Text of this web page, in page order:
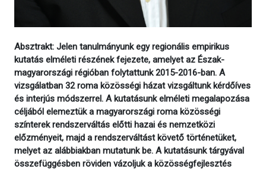
Absztrakt: Jelen tanulmányunk egy regionális empirikus
kutatás elméleti részének fejezete, amelyet az Észak-
magyarországi régióban folytattunk 2015-2016-ban. A
vizsgálatban 32 roma közösségi házat vizsgáltunk kérdőíves
és interjús módszerrel. A kutatásunk elméleti megalapozása
céljából elemeztük a magyarországi roma közösségi
színterek rendszerváltás előtti hazai és nemzetközi
előzményeit, majd a rendszerváltást követő történetüket,
melyet az alábbiakban mutatunk be. A kutatásunk tárgyával
összefüggésben röviden vázoljuk a közösségfejlesztés